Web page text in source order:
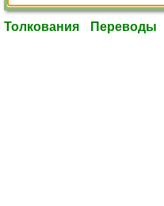
Толкования Переводы